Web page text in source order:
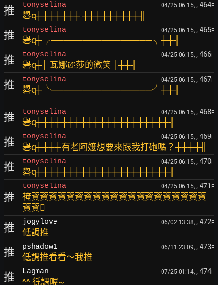
推 tonyselina 04/25 06:15, , 464F
礜q┼┼┼┼┼┼┼ ┼┼┼┼┼┼┼┼┼╢
推 tonyselina 04/25 06:15, , 465F
礜q┼╭────────────────╮┼┼╢
推 tonyselina 04/25 06:15, , 466F
礜q┼│ 瓦娜麗莎的微笑 │┼┼╢
推 tonyselina 04/25 06:15, , 467F
礜q┼╰────────────────╯┼┼╢
推 tonyselina 04/25 06:15, , 468F
礜q┼┼┼┼┼┼┼┼┼┼┼┼┼┼┼┼┼┼┼┼┼╢
推 tonyselina 04/25 06:15, , 469F
礜q┼┼┼┼有老阿嬤想要來跟我打砲嗎？┼┼┼┼╢
推 tonyselina 04/25 06:15, , 470F
礜q┼┼┼┼┼┼┼┼┼┼┼┼┼┼┼┼┼┼┼┼┼╢
推
tonyselina 04/25 06:15, , 471 F
裺薋薋薋薋薋薋薋薋薋薋薋薋薋薋薋薋薋薋薋薋
薋薋
推 jogylove 06/02 13:38, , 472F
低調推
推 pshadow1 06/11 23:09, , 473F
低調推看看～我推
推 Lagman 07/25 01:14, , 474F
^^ 彽調喔~